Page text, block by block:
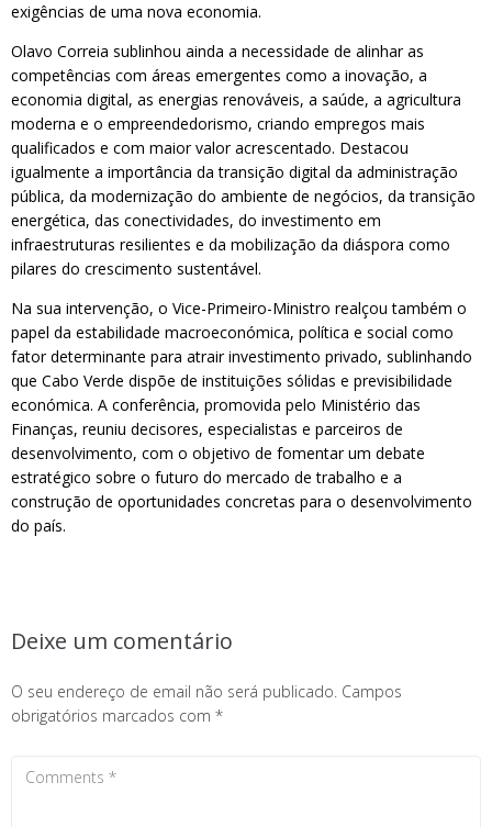
exigências de uma nova economia.
Olavo Correia sublinhou ainda a necessidade de alinhar as
competências com áreas emergentes como a inovação, a
economia digital, as energias renováveis, a saúde, a agricultura
moderna e o empreendedorismo, criando empregos mais
qualificados e com maior valor acrescentado. Destacou
igualmente a importância da transição digital da administração
pública, da modernização do ambiente de negócios, da transição
energética, das conectividades, do investimento em
infraestruturas resilientes e da mobilização da diáspora como
pilares do crescimento sustentável.
Na sua intervenção, o Vice-Primeiro-Ministro realçou também o
papel da estabilidade macroeconómica, política e social como
fator determinante para atrair investimento privado, sublinhando
que Cabo Verde dispõe de instituições sólidas e previsibilidade
económica. A conferência, promovida pelo Ministério das
Finanças, reuniu decisores, especialistas e parceiros de
desenvolvimento, com o objetivo de fomentar um debate
estratégico sobre o futuro do mercado de trabalho e a
construção de oportunidades concretas para o desenvolvimento
do país.
Deixe um comentário
O seu endereço de email não será publicado. Campos
obrigatórios marcados com *